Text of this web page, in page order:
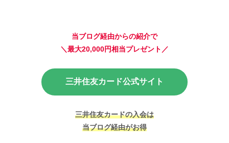
当ブログ経由からの紹介で
＼最大20,000円相当プレゼント／
三井住友カード公式サイト
三井住友カードの入会は
当ブログ経由がお得